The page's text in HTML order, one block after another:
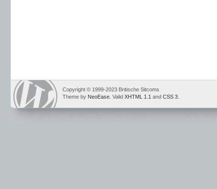
Copyright © 1999-2023 Britische Sitcoms
Theme by NeoEase . Valid XHTML 1.1 and CSS 3